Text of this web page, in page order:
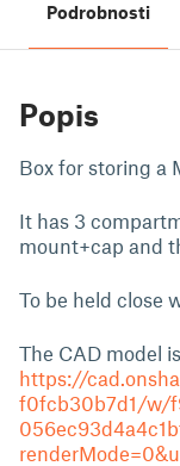
Podrobnosti
Popis
Box for storing a
It has 3
mount+cap and
To be held close
The CAD model
https://
f0fcb30b7d1/w/